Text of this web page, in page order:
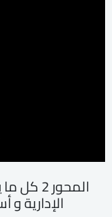
المحور
الإدارية